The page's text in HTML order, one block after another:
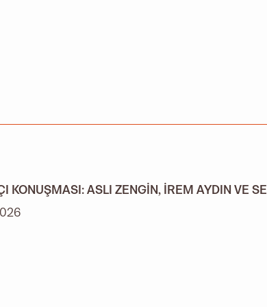
KONUŞMASI: ASLI ZENGIN, İREM AYDIN VE